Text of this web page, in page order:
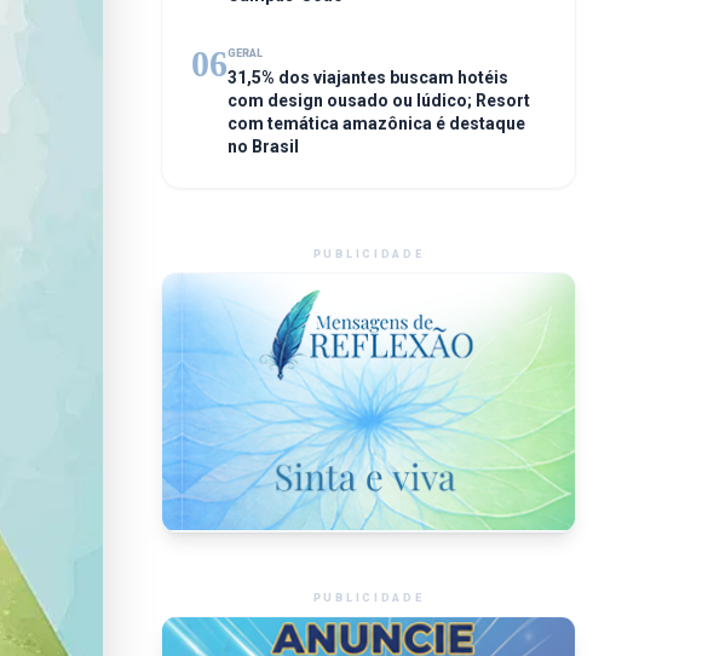
06GERAL
31,5% dos viajantes buscam hotéis
com design ousado ou lúdico; Resort
com temática amazônica é destaque
no Brasil
PUBLICIDADE
PUBLICIDADE